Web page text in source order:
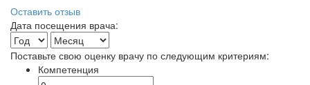
Оставить отзыв
Дата посещения врача:
Поставьте свою оценку врачу по следующим критериям:
Компетенция